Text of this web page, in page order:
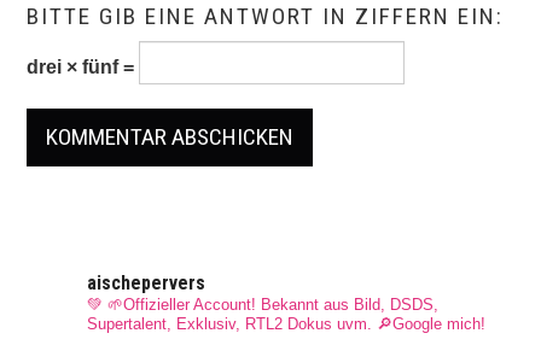
BITTE GIB EINE ANTWORT IN ZIFFERN EIN:
drei × fünf =
aischepervers
💚 🌱Offizieller Account! Bekannt aus Bild, DSDS,
Supertalent, Exklusiv, RTL2 Dokus uvm.
🔎Google mich!